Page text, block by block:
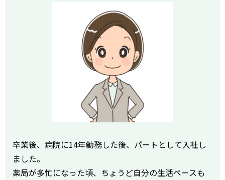
卒業後、病院に14年勤務した後、パートとして入社し
ました。
薬局が多忙になった頃、ちょうど自分の生活ペースも